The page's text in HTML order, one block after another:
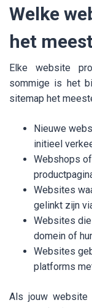
Welke
het
Elke website
sommige is het
sitemap het
Nieuwe
initieel
Webshops
Websites
gelinkt zijn
Websites
domein of
Websites
platforms
Als jouw website